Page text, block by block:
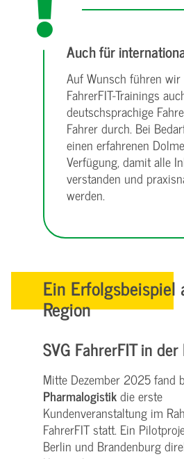
Auch für
Auf Wunsch führen
FahrerFIT-Trainings
deutschsprachige
Fahrer durch. Bei
einen erfahrenen
Verfügung, damit alle
verstanden und
werden.
Ein Erfolgsbeispiel
Region
SVG FahrerFIT in
Mitte Dezember 2025 fand
Pharmalogistikdie erste
Kundenveranstaltung im
FahrerFIT statt. Ein
Berlin und Brandenburg